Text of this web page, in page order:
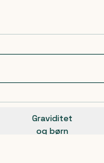
Graviditet
og børn